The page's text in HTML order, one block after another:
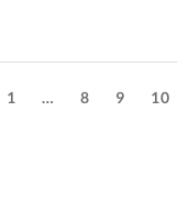
1 … 8 9 10